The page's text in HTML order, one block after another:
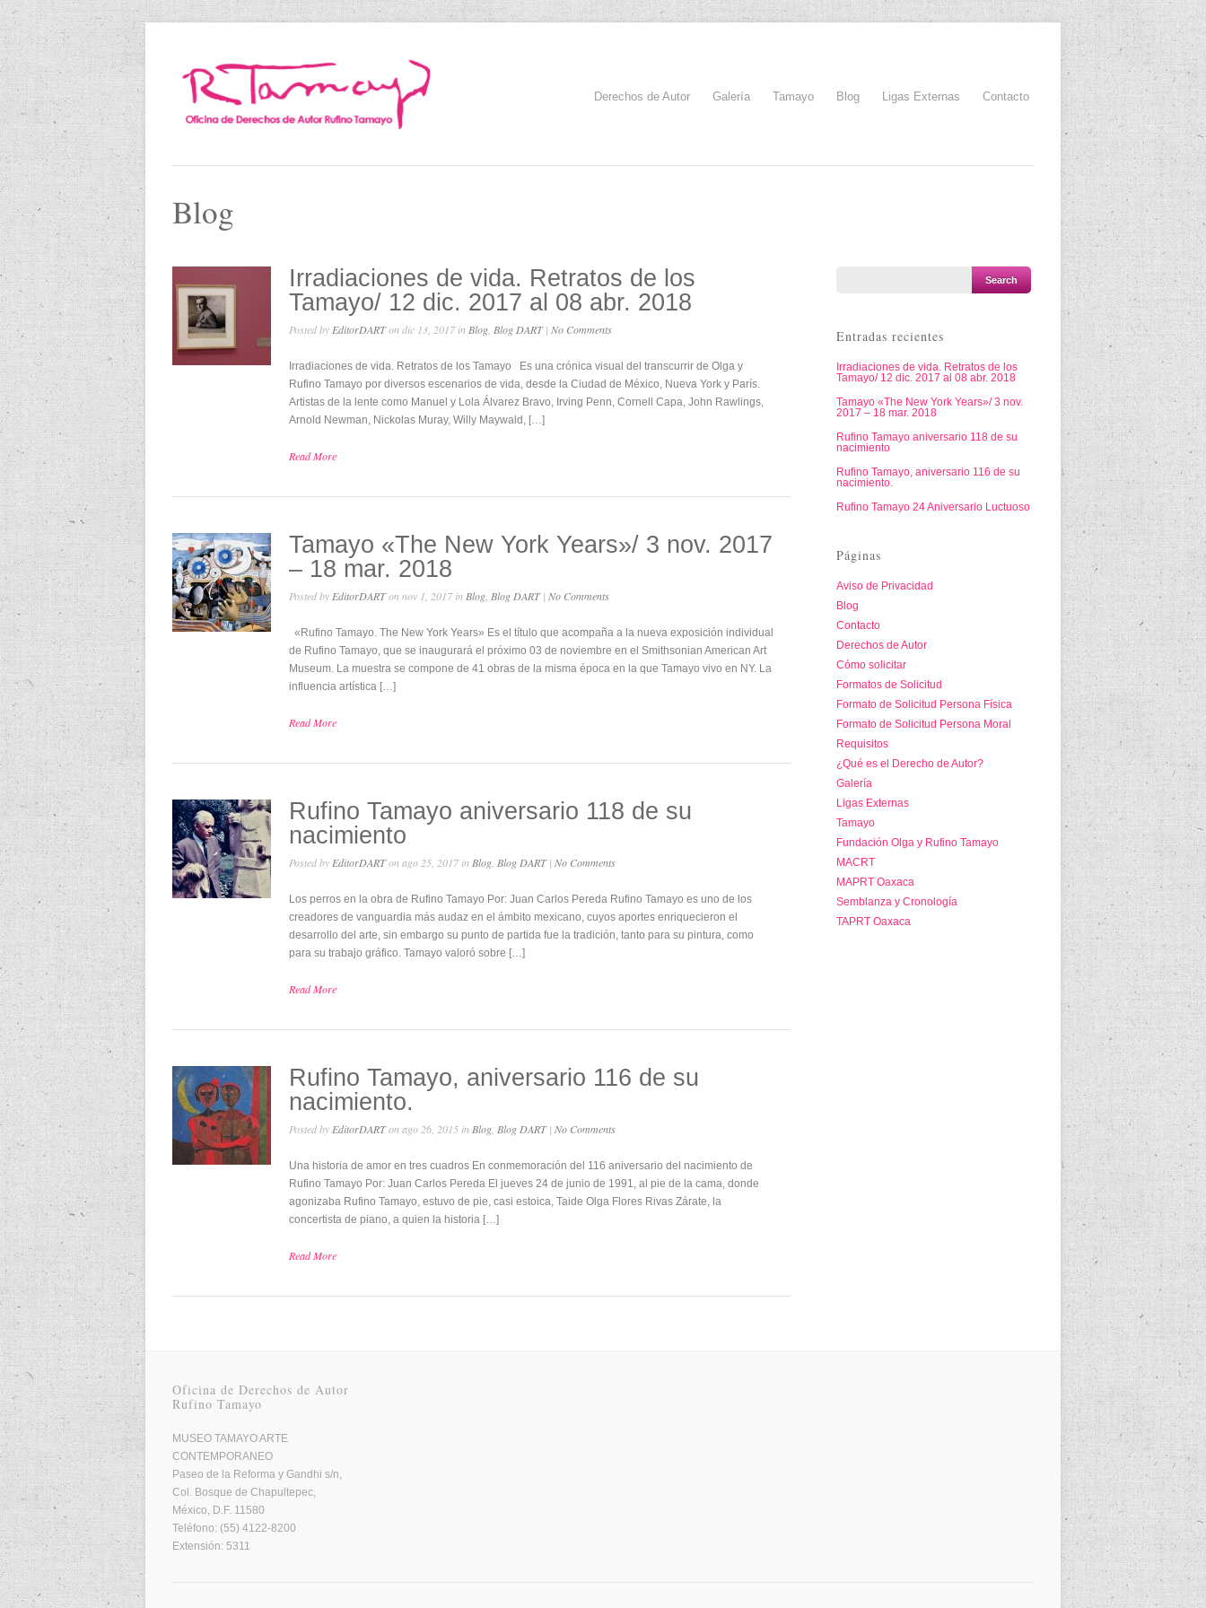
Derechos de Autor Galería Tamayo Blog Ligas Externas Contacto
Blog
Irradiaciones de vida. Retratos de los
Tamayo/ 12 dic. 2017 al 08 abr. 2018
Posted by EditorDARTon dic 13, 2017 in Blog Blog DART| No Comments
Irradiaciones de vida. Retratos de los Tamayo Es una crónica visual del transcurrir de Olga y
Rufino Tamayo por diversos escenarios de vida, desde la Ciudad de México, Nueva York y París.
Artistas de la lente como Manuel y Lola Álvarez Bravo, Irving Penn, Cornell Capa, John Rawlings,
Arnold Newman, Nickolas Muray, Willy Maywald, […]
Read More
Tamayo «The New York Years»/ 3 nov. 2017
– 18 mar. 2018
Posted by EditorDARTon nov 1, 2017 in Blog Blog DART| No Comments
«Rufino Tamayo. The New York Years» Es el título que acompaña a la nueva exposición individual
de Rufino Tamayo, que se inaugurará el próximo 03 de noviembre en el Smithsonian American Art
Museum. La muestra se compone de 41 obras de la misma época en la que Tamayo vivo en NY. La
influencia artística […]
Read More
Rufino Tamayo aniversario 118 de su
nacimiento
Posted by EditorDARTon ago 25, 2017 in Blog Blog DART| No Comments
Los perros en la obra de Rufino Tamayo Por: Juan Carlos Pereda Rufino Tamayo es uno de los
creadores de vanguardia más audaz en el ámbito mexicano, cuyos aportes enriquecieron el
desarrollo del arte, sin embargo su punto de partida fue la tradición, tanto para su pintura, como
para su trabajo gráfico. Tamayo valoró sobre […]
Read More
Rufino Tamayo, aniversario 116 de su
nacimiento.
Posted by EditorDARTon ago 26, 2015 in Blog Blog DART| No Comments
Una historia de amor en tres cuadros En conmemoración del 116 aniversario del nacimiento de
Rufino Tamayo Por: Juan Carlos Pereda El jueves 24 de junio de 1991, al pie de la cama, donde
agonizaba Rufino Tamayo, estuvo de pie, casi estoica, Taide Olga Flores Rivas Zárate, la
concertista de piano, a quien la historia […]
Read More
Entradas recientes
Irradiaciones de vida. Retratos de los
Tamayo/ 12 dic. 2017 al 08 abr. 2018
Tamayo «The New York Years»/ 3 nov.
2017 – 18 mar. 2018
Rufino Tamayo aniversario 118 de su
nacimiento
Rufino Tamayo, aniversario 116 de su
nacimiento.
Rufino Tamayo 24 Aniversario Luctuoso
Páginas
Aviso de Privacidad
Blog
Contacto
Derechos de Autor
Cómo solicitar
Formatos de Solicitud
Formato de Solicitud Persona Física
Formato de Solicitud Persona Moral
Requisitos
¿Qué es el Derecho de Autor?
Galería
Ligas Externas
Tamayo
Fundación Olga y Rufino Tamayo
MACRT
MAPRT Oaxaca
Semblanza y Cronología
TAPRT Oaxaca
Oficina de Derechos de Autor
Rufino Tamayo
MUSEO TAMAYO ARTE
CONTEMPORANEO
Paseo de la Reforma y Gandhi s/n,
Col. Bosque de Chapultepec,
México, D.F. 11580
Teléfono: (55) 4122-8200
Extensión: 5311